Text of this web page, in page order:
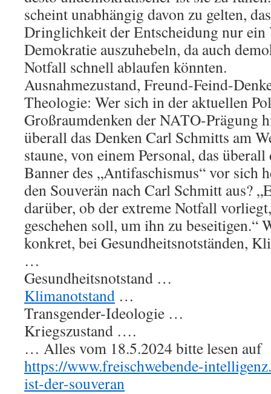
scheint unabhängig davon zu gelten,
Dringlichkeit der Entscheidung nur ein
Demokratie auszuhebeln, da auch
Notfall schnell ablaufen könnten.
Ausnahmezustand, Freund-Feind-
Theologie: Wer sich in der aktuellen
Großraumdenken der NATO-Prägung
überall das Denken Carl Schmitts am
staune, von einem Personal, das
Banner des „Antifaschismus“ vor sich
den Souverän nach Carl Schmitt aus?
darüber, ob der extreme Notfall
geschehen soll, um ihn zu beseitigen.“
konkret, bei Gesundheitsnotständen,
…
Gesundheitsnotstand …
Klimanotstand …
Transgender-Ideologie …
Kriegszustand ….
… Alles vom 18.5.2024 bitte lesen auf
https://www.freischwebende-
ist-der-souveran